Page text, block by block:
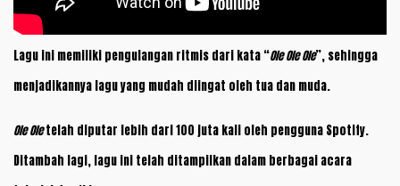
Lagu ini memiliki pengulangan ritmis dari kata “Ole Ole Ole”, sehingga
menjadikannya lagu yang mudah diingat oleh tua dan muda.
Ole Oletelah diputar lebih dari 100 juta kali oleh pengguna Spotify.
Ditambah lagi, lagu ini telah ditampilkan dalam berbagai acara